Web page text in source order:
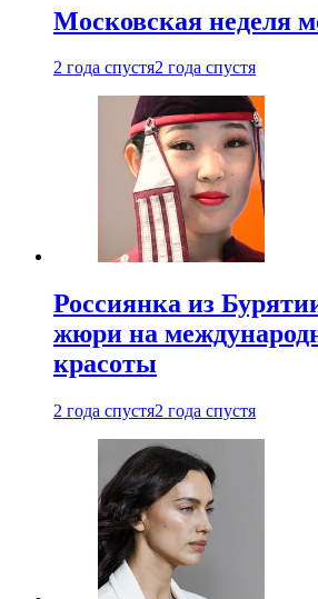
Московская неделя
2 года спустя2 года спустя
Россиянка из
жюри на
красоты
2 года спустя2 года спустя